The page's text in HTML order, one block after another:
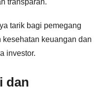
transparan.
tarik bagi pemegang
keuangan dan
investor.
dan